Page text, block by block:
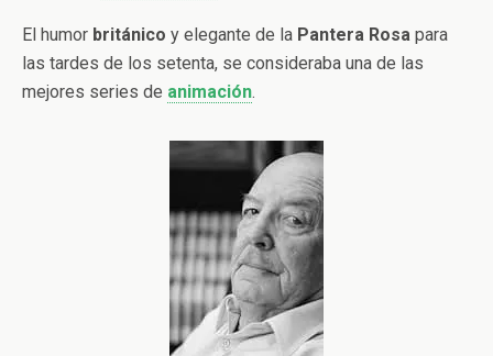
El humor británico y elegante de la Pantera Rosa para
las tardes de los setenta, se consideraba una de las
mejores series de animación.